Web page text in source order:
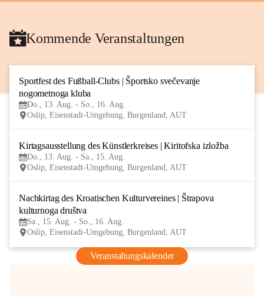
Kommende Veranstaltungen
Sportfest des Fußball-Clubs | Športsko svečevanje
nogometnoga kluba
Do., 13. Aug. - So., 16. Aug.
Oslip, Eisenstadt-Umgebung, Burgenland, AUT
Kirtagsausstellung des Künstlerkreises | Kiritofska izložba
Do., 13. Aug. - Sa., 15. Aug.
Oslip, Eisenstadt-Umgebung, Burgenland, AUT
Nachkirtag des Kroatischen Kulturvereines | Štrapova
kulturnoga društva
Sa., 15. Aug. - So., 16. Aug.
Oslip, Eisenstadt-Umgebung, Burgenland, AUT
Veranstaltungskalender